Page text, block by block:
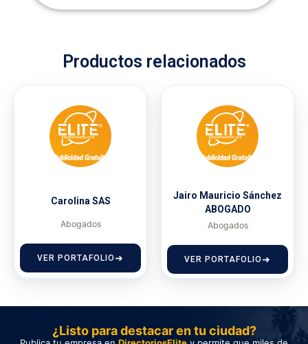
Productos relacionados
Carolina SAS
Abogados
VER PORTAFOLIO
Jairo Mauricio Sánchez
ABOGADO
Abogados
VER PORTAFOLIO
¿Listo para destacar en tu ciudad?